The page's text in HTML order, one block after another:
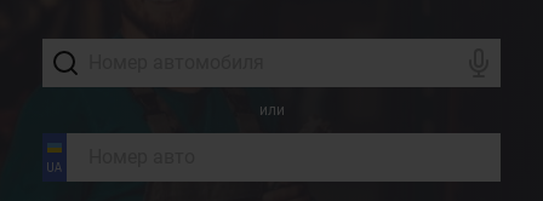
или